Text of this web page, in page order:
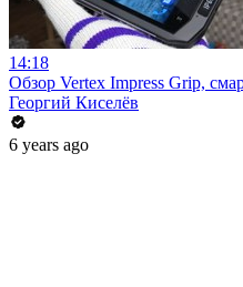
14:18
Обзор Vertex Impress Grip,
Георгий Киселёв
6 years ago